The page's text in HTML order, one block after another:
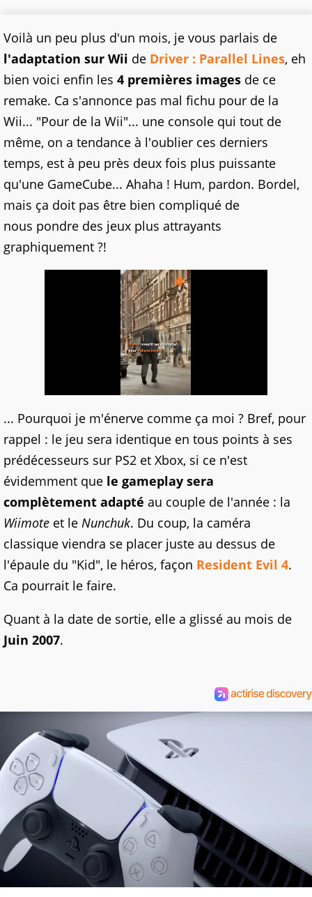
Voilà un peu plus d'un mois, je vous parlais de
l'adaptation sur Wii de Driver : Parallel Lines, eh
bien voici enfin les 4 premières images de ce
remake. Ca s'annonce pas mal fichu pour de la
Wii... "Pour de la Wii"... une console qui tout de
même, on a tendance à l'oublier ces derniers
temps, est à peu près deux fois plus puissante
qu'une GameCube... Ahaha ! Hum, pardon. Bordel,
mais ça doit pas être bien compliqué de
nous pondre des jeux plus attrayants
graphiquement ?!
... Pourquoi je m'énerve comme ça moi ? Bref, pour
rappel : le jeu sera identique en tous points à ses
prédécesseurs sur PS2 et Xbox, si ce n'est
évidemment que le gameplay sera
complètement adapté au couple de l'année : la
Wiimote et le Nunchuk. Du coup, la caméra
classique viendra se placer juste au dessus de
l'épaule du "Kid", le héros, façon Resident Evil 4.
Ca pourrait le faire.
Quant à la date de sortie, elle a glissé au mois de
Juin 2007.